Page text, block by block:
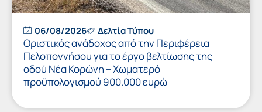
06/08/2026 Δελτία Τύπου
Οριστικός ανάδοχος από την Περιφέρεια
Πελοποννήσου για το έργο βελτίωσης της
οδού Νέα Κορώνη – Χωματερό
προϋπολογισμού 900.000 ευρώ